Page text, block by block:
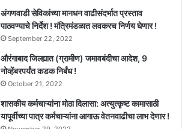
अंगणवाडी सेविकांच्या मानधन वाढीसंदर्भात प्रस्ताव
पाठवण्याचे निर्देश ! मंत्रिमंडळात लवकरच निर्णय घेणार !
September 22, 2022
औरंगाबाद जिल्ह्यात (ग्रामीण) जमावबंदीचा आदेश, 9
नोव्हेंबरपर्यंत कडक निर्बंध !
October 21, 2022
शासकीय कर्मचाऱ्यांना मोठा दिलासा: अत्युत्कृष्ट कामासाठी
यापूर्वीच्या पात्र कर्मचाऱ्यांना आगाऊ वेतनवाढीचा लाभ देणार !